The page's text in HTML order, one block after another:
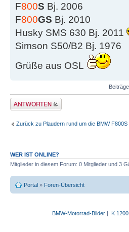
F800S Bj. 2006
F800GS Bj. 2010
Husky SMS 630 Bj. 2011
Simson S50/B2 Bj. 1976
Grüße aus OSL
Antwort schreiben
Zurück zu Plaudern rund um die BMW
WER IST ONLINE?
Mitglieder in diesem Forum: 0 Mitglieder und 3
Portal » Foren-Übersicht
BMW-Motorrad-Bilder| K